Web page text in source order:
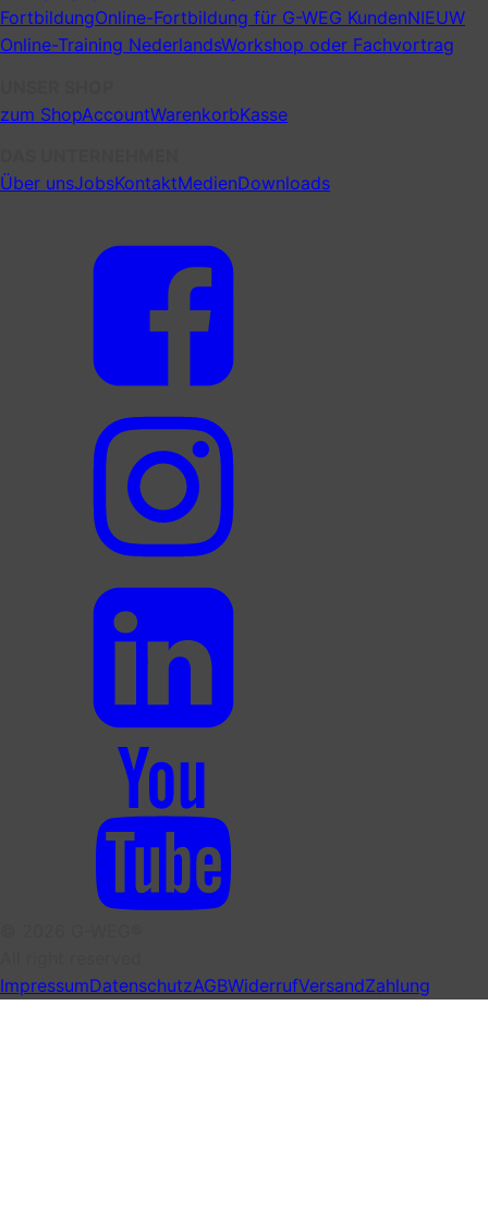
FortbildungOnline-Fortbildung für G-WEG KundenNIEUW
Online-Training NederlandsWorkshop oder Fachvortrag
zum ShopAccountWarenkorbKasse
Über unsJobsKontaktMedienDownloads
ImpressumDatenschutzAGBWiderrufVersandZahlung